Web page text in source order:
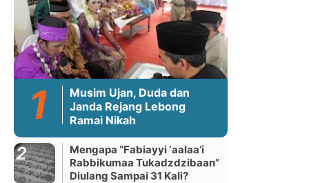
Musim Ujan, Duda dan
Janda Rejang Lebong
Ramai Nikah
Mengapa “Fabiayyi ‘aalaa’i
Rabbikumaa Tukadzdzibaan”
Diulang Sampai 31 Kali?